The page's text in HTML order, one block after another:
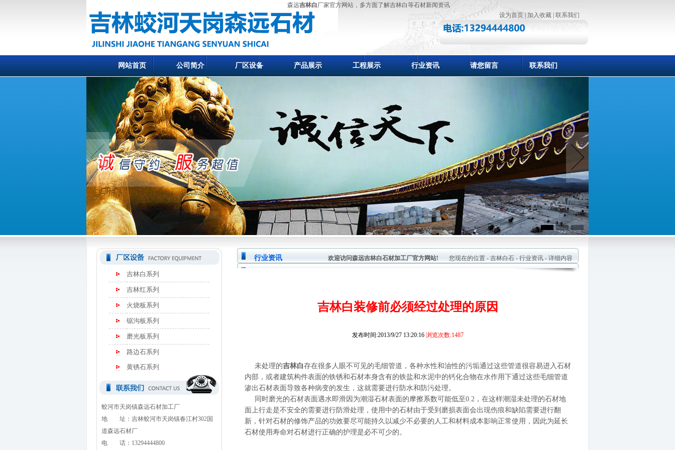
森远吉林白厂家官方网站，多方面了解吉林白等石材新闻资讯
设为首页| 加入收藏 联系我们
网站首页 公司简介 厂区设备 产品展示 工程展示 行业资讯 请您留言 联系我们
吉林白系列
吉林红系列
火烧板系列
锯沟板系列
磨光板系列
路边石系列
黄锈石系列
蛟河市天岗镇森远石材加工厂
地 址：吉林蛟河市天岗镇春江村302国
道森远石材厂
电 话：13294444800
行业资讯 欢迎访问森远吉林白石材加工厂官方网站! 您现在的位置 - 吉林白石 - 行业资讯 - 详细内容
吉林白装修前必须经过处理的原因
发布时间:2013/9/27 13:20:16 浏览次数:1487
未处理的吉林白存在很多人眼不可见的毛细管道，各种水性和油性的污垢通过这些管道很容易进入石材
内部，或者建筑构件表面的铁锈和石材本身含有的铁盐和水泥中 的钙化合物在水作用下通过这些毛细管道
渗出石材表面导致各种病变的发生，这就需要进行防水和防污处理。
同时磨光的石材表面遇水即滑因为潮湿石材表面的摩擦系数可能低至0.2，在这样潮湿未处理的石材地
面上行走是不安全的需要进行防滑处理，使用中的石材由于受到 磨损表面会出现伤痕和缺陷需要进行翻
新，针对石材的修饰产品的功效要尽可能持久 以减少不必要的人工和材料成本影响正常使用，因此为延长
石材使用寿命对石材进行正确的护理是必不可少的。